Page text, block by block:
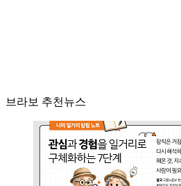
브라보 추천뉴스